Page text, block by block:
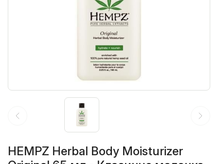
HEMPZ Herbal Body Moisturizer